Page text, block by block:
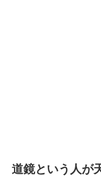
道鏡という人が